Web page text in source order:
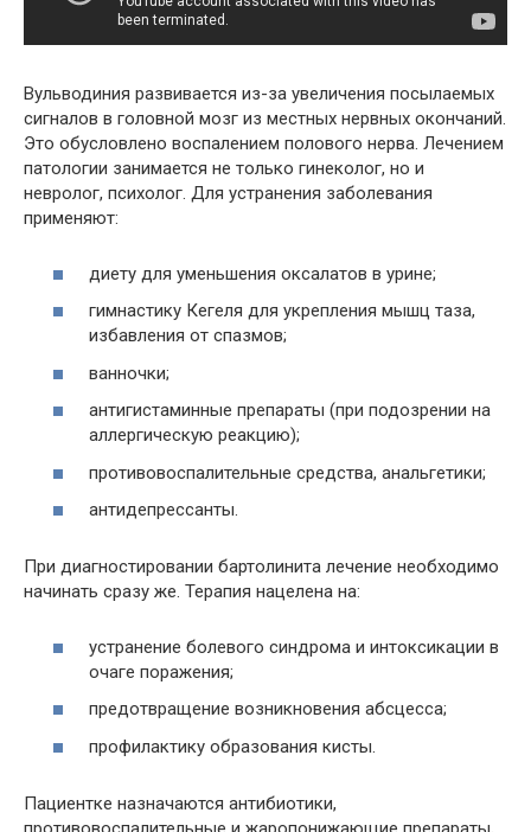
Вульводиния развивается из-за увеличения посылаемых
сигналов в головной мозг из местных нервных окончаний.
Это обусловлено воспалением полового нерва. Лечением
патологии занимается не только гинеколог, но и
невролог, психолог. Для устранения заболевания
применяют:
диету для уменьшения оксалатов в урине;
гимнастику Кегеля для укрепления мышц таза,
избавления от спазмов;
ванночки;
антигистаминные препараты (при подозрении на
аллергическую реакцию);
противовоспалительные средства, анальгетики;
антидепрессанты.
При диагностировании бартолинита лечение необходимо
начинать сразу же. Терапия нацелена на:
устранение болевого синдрома и интоксикации в
очаге поражения;
предотвращение возникновения абсцесса;
профилактику образования кисты.
Пациентке назначаются антибиотики,